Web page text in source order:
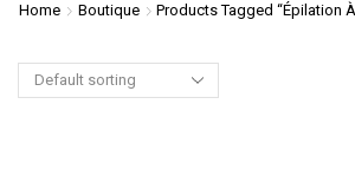
Home Boutique Products Tagged “Épilation À